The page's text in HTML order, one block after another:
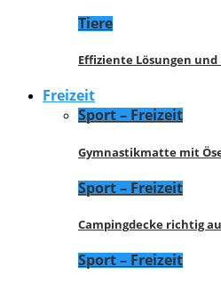
Tiere
Effiziente Lösungen
Freizeit
Sport – Freizeit
Gymnastikmatte mit
Sport – Freizeit
Campingdecke richtig
Sport – Freizeit